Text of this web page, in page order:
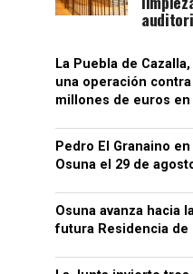
La Puebla de
una operación
millones de euros
Pedro El Granaino
Osuna el 29 de
Osuna avanza hacia
futura Residencia de